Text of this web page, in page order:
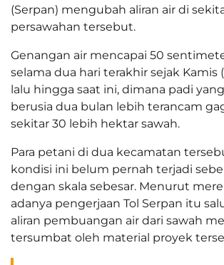
(Serpan) mengubah aliran air di
persawahan tersebut.
Genangan air mencapai 50
selama dua hari terakhir sejak Kamis
lalu hingga saat ini, dimana padi
berusia dua bulan lebih terancam
sekitar 30 lebih hektar sawah.
Para petani di dua kecamatan
kondisi ini belum pernah terjadi
dengan skala sebesar. Menurut
adanya pengerjaan Tol Serpan itu
aliran pembuangan air dari sawah
tersumbat oleh material proyek